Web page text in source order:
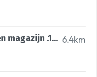
6.4km
fx impact loopkit en magazijn .177